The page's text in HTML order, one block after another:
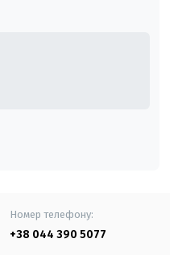
Номер телефону:
+38 044 390 5077